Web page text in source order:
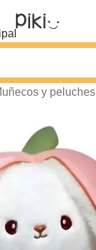
y peluches